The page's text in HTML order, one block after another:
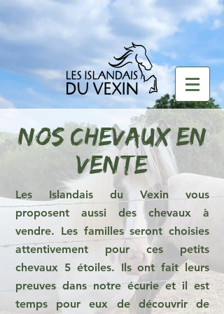
nos Chevaux en
vente
Les Islandais du Vexin vous
proposent aussi des chevaux à
vendre. Les familles seront choisies
attentivement pour ces petits
chevaux 5 étoiles. Ils ont fait leurs
preuves dans notre écurie et il est
temps pour eux de découvrir de